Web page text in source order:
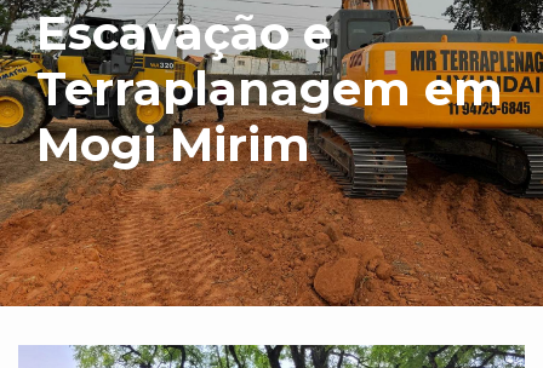
Escavação e
Terraplanagem em
Mogi Mirim